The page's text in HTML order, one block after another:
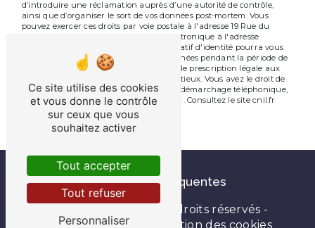
d’introduire une réclamation auprès d’une autorité de contrôle,
ainsi que d’organiser le sort de vos données post-mortem. Vous
pouvez exercer ces droits par voie postale à l'adresse 19 Rue du
Moulin, 32000 Auch ou par courrier électronique à l'adresse
ambulanceasur@gmail.com. Un justificatif d'identité pourra vous
être demandé. Nous conservons vos données pendant la période de
prise de contact puis pendant la durée de prescription légale aux
fins probatoires et de gestion des contentieux. Vous avez le droit de
vous inscrire sur la liste d'opposition au démarchage téléphonique,
disponible à cette adresse:Bloctel.gouv.fr. Consultez le site cnil.fr
pour plus d’informations sur vos droits.
Recherches fréquentes
- 2026 - Tous droits réservés -
Mentions légales
Gestion des cookies
Ce site utilise des cookies
et vous donne le contrôle
sur ceux que vous
souhaitez activer
Tout accepter
Tout refuser
Personnaliser